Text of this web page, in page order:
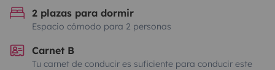
2 plazas para dormir
Espacio cómodo para 2 personas
Carnet B
Tu carnet de conducir es suficiente para conducir este